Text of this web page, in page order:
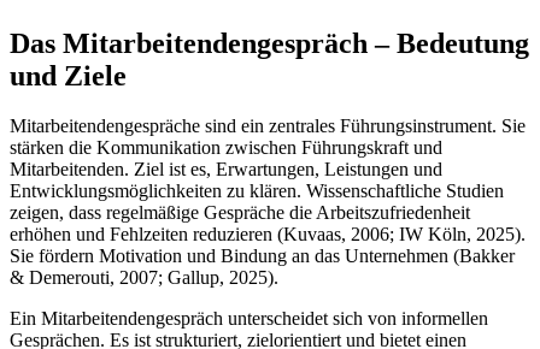
Das Mitarbeitendengespräch – Bedeutung
und Ziele
Mitarbeitendengespräche sind ein zentrales Führungsinstrument. Sie
stärken die Kommunikation zwischen Führungskraft und
Mitarbeitenden. Ziel ist es, Erwartungen, Leistungen und
Entwicklungsmöglichkeiten zu klären. Wissenschaftliche Studien
zeigen, dass regelmäßige Gespräche die Arbeitszufriedenheit
erhöhen und Fehlzeiten reduzieren (Kuvaas, 2006; IW Köln, 2025).
Sie fördern Motivation und Bindung an das Unternehmen (Bakker
& Demerouti, 2007; Gallup, 2025).
Ein Mitarbeitendengespräch unterscheidet sich von informellen
Gesprächen. Es ist strukturiert, zielorientiert und bietet einen